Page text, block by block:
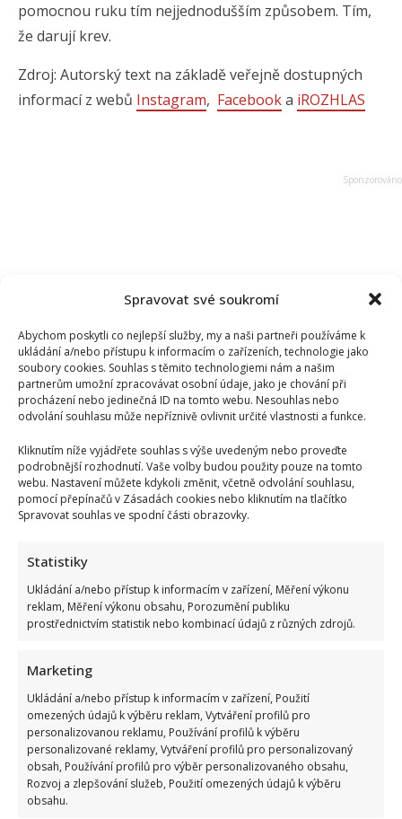
Spravovat své soukromí
Abychom poskytli co nejlepší služby, my a naši partneři používáme k
ukládání a/nebo přístupu k informacím o zařízeních, technologie jako
soubory cookies. Souhlas s těmito technologiemi nám a našim
partnerům umožní zpracovávat osobní údaje, jako je chování při
procházení nebo jedinečná ID na tomto webu. Nesouhlas nebo
odvolání souhlasu může nepříznivě ovlivnit určité vlastnosti a funkce.
Kliknutím níže vyjádřete souhlas s výše uvedeným nebo proveďte
podrobnější rozhodnutí. Vaše volby budou použity pouze na tomto
webu. Nastavení můžete kdykoli změnit, včetně odvolání souhlasu,
pomocí přepínačů v Zásadách cookies nebo kliknutím na tlačítko
Spravovat souhlas ve spodní části obrazovky.
Statistiky
Ukládání a/nebo přístup k informacím v zařízení, Měření výkonu
reklam, Měření výkonu obsahu, Porozumění publiku
prostřednictvím statistik nebo kombinací údajů z různých zdrojů.
Marketing
Ukládání a/nebo přístup k informacím v zařízení, Použití
omezených údajů k výběru reklam, Vytváření profilů pro
personalizovanou reklamu, Používání profilů k výběru
personalizované reklamy, Vytváření profilů pro personalizovaný
obsah, Používání profilů pro výběr personalizovaného obsahu,
Rozvoj a zlepšování služeb, Použití omezených údajů k výběru
obsahu.
pomocnou ruku tím nejjednodušším způsobem. Tím,
že darují krev.
Zdroj: Autorský text na základě veřejně dostupných
informací z webů Instagram, Facebooka iROZHLAS
PETR PAVEL POLITIK PREZIDENT
KOMENTOVAT
Lenka Marousková
Lenka je hlavní postavou našeho redakčního týmu. Po několika letech
práce všeobecné redaktorky nyní přináší zajímavé zprávy ze světa
showbyznysu. Ráda poznává nové lidi a jejich životní osudy. I proto
dělá rozhovory s osobnostmi, nebo píše vaše příběhy ze života. Svůj